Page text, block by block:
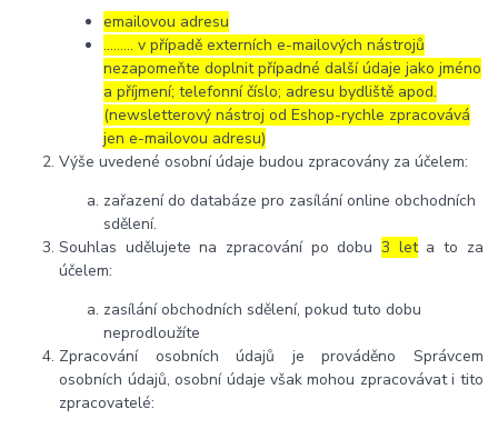
emailovou adresu
……… v případě externích e-mailových nástrojů
nezapomeňte doplnit případné další údaje jako jméno
a příjmení; telefonní číslo; adresu bydliště apod.
(newsletterový nástroj od Eshop-rychle zpracovává
jen e-mailovou adresu)
Výše uvedené osobní údaje budou zpracovány za účelem:
zařazení do databáze pro zasílání online obchodních
sdělení.
Souhlas udělujete na zpracování po dobu3 leta to za
účelem:
zasílání obchodních sdělení, pokud tuto dobu
neprodloužíte
Zpracování osobních údajů je prováděno Správcem
osobních údajů, osobní údaje však mohou zpracovávat i tito
zpracovatelé: